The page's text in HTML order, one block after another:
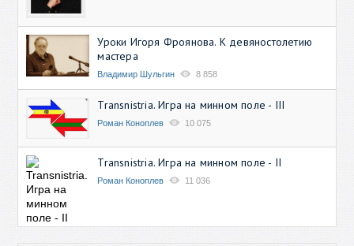
Уроки Игоря Фроянова. К девяностолетию
мастера
Владимир Шульгин 8 858
Transnistria. Игра на минном поле - III
Роман Коноплев 10 075
Transnistria. Игра на минном поле - II
Роман Коноплев 11 036